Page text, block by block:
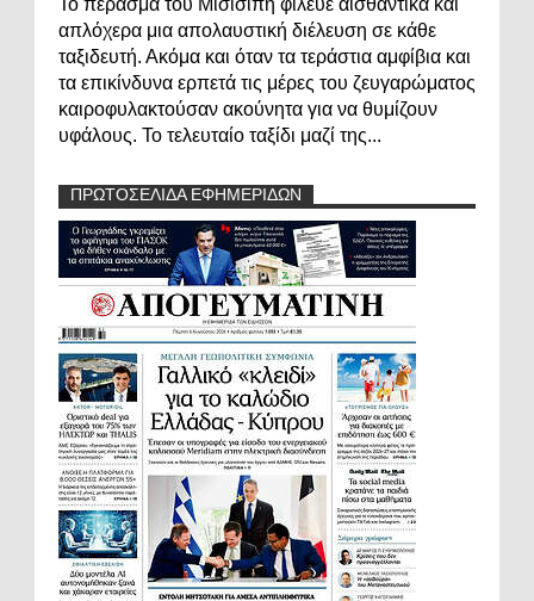
Το πέρασμα του Μισισιπή φίλευε αισθαντικά και
απλόχερα μια απολαυστική διέλευση σε κάθε
ταξιδευτή. Ακόμα και όταν τα τεράστια αμφίβια και
τα επικίνδυνα ερπετά τις μέρες του ζευγαρώματος
καιροφυλακτούσαν ακούνητα για να θυμίζουν
υφάλους. Το τελευταίο ταξίδι μαζί της...
ΠΡΩΤΟΣΕΛΙΔΑ ΕΦΗΜΕΡΙΔΩΝ